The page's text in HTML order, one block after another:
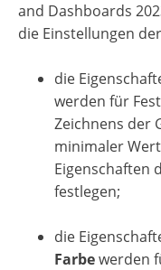
and Dashboards
die Einstellungen
die
werden für
Zeichnens der
minimaler
Eigenschaften
festlegen;
die
Farbewerden